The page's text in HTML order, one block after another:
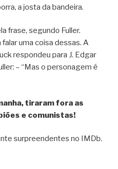
a josta da bandeira.
frase, segundo Fuller.
uma coisa dessas. A
respondeu para J. Edgar
– “Mas o personagem é
tiraram fora as
e comunistas!
surpreendentes no IMDb.